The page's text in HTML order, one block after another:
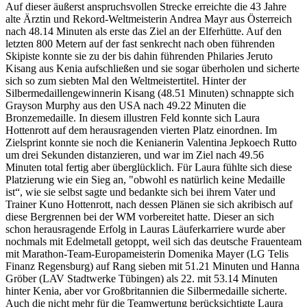
Auf dieser äußerst anspruchsvollen Strecke erreichte die 43 Jahre
alte Ärztin und Rekord-Weltmeisterin Andrea Mayr aus Österreich
nach 48.14 Minuten als erste das Ziel an der Elferhütte. Auf den
letzten 800 Metern auf der fast senkrecht nach oben führenden
Skipiste konnte sie zu der bis dahin führenden Philaries Jeruto
Kisang aus Kenia aufschließen und sie sogar überholen und sicherte
sich so zum siebten Mal den Weltmeistertitel. Hinter der
Silbermedaillengewinnerin Kisang (48.51 Minuten) schnappte sich
Grayson Murphy aus den USA nach 49.22 Minuten die
Bronzemedaille. In diesem illustren Feld konnte sich Laura
Hottenrott auf dem herausragenden vierten Platz einordnen. Im
Zielsprint konnte sie noch die Kenianerin Valentina Jepkoech Rutto
um drei Sekunden distanzieren, und war im Ziel nach 49.56
Minuten total fertig aber überglücklich. Für Laura fühlte sich diese
Platzierung wie ein Sieg an, "obwohl es natürlich keine Medaille
ist“, wie sie selbst sagte und bedankte sich bei ihrem Vater und
Trainer Kuno Hottenrott, nach dessen Plänen sie sich akribisch auf
diese Bergrennen bei der WM vorbereitet hatte. Dieser an sich
schon herausragende Erfolg in Lauras Läuferkarriere wurde aber
nochmals mit Edelmetall getoppt, weil sich das deutsche Frauenteam
mit Marathon-Team-Europameisterin Domenika Mayer (LG Telis
Finanz Regensburg) auf Rang sieben mit 51.21 Minuten und Hanna
Gröber (LAV Stadtwerke Tübingen) als 22. mit 53.14 Minuten
hinter Kenia, aber vor Großbritannien die Silbermedaille sicherte.
Auch die nicht mehr für die Teamwertung berücksichtigte Laura